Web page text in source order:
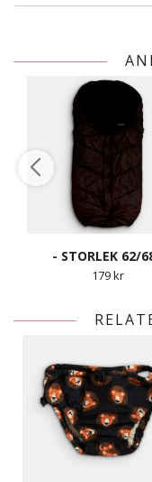
- STORLEK 62/
179 kr